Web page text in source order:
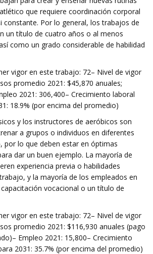
que requiere coordinación corporal
constante. Por lo general, los trabajos de
un título de cuatro años o al menos
como un grado considerable de habilidad
vigor en este trabajo: 72– Nivel de vigor
promedio 2021: $45,870 anuales;
2021: 306,400– Crecimiento laboral
18.9% (por encima del promedio)
y los instructores de aeróbicos son
a grupos o individuos en diferentes
por lo que deben estar en óptimas
dar un buen ejemplo. La mayoría de
experiencia previa o habilidades
y la mayoría de los empleados en
vocacional o un título de
vigor en este trabajo: 72– Nivel de vigor
promedio 2021: $116,930 anuales (pago
Empleo 2021: 15,800– Crecimiento
2031: 35.7% (por encima del promedio)